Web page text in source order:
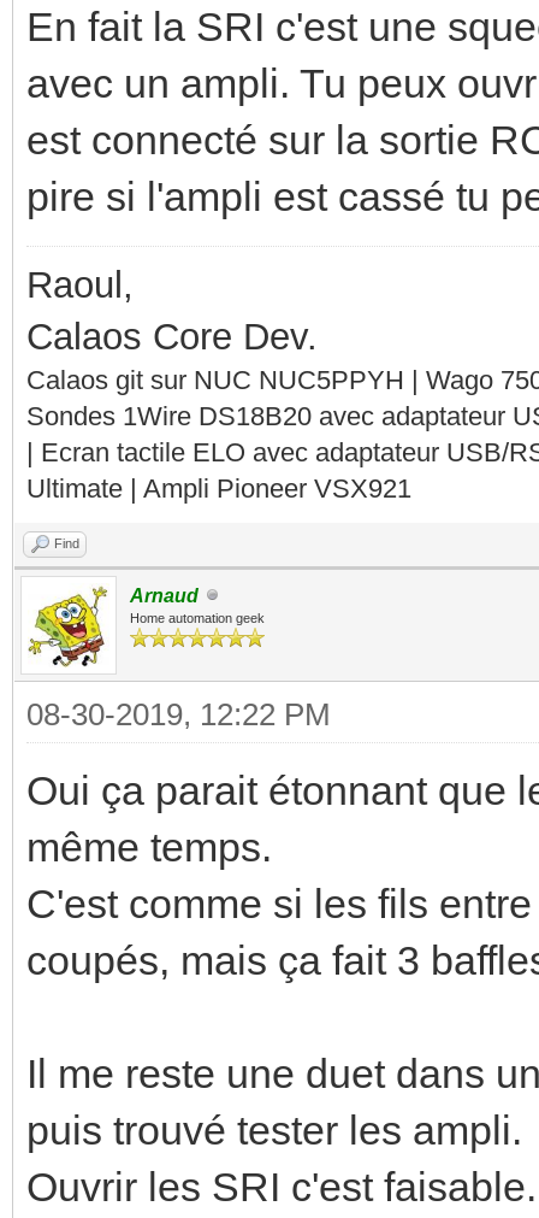
En fait la SRI c'est une
avec un ampli. Tu peux
est connecté sur la sortie
pire si l'ampli est cassé tu
Raoul,
Calaos Core Dev.
Calaos git sur NUC NUC5PPYH | Wago
Sondes 1Wire DS18B20 avec adaptateur
| Ecran tactile ELO avec adaptateur USB/
Ultimate | Ampli Pioneer VSX921
Find
Arnaud
Home automation geek
08-30-2019, 12:22 PM
Oui ça parait étonnant que
même temps.
C'est comme si les fils
coupés, mais ça fait 3
Il me reste une duet dans
puis trouvé tester les ampli.
Ouvrir les SRI c'est